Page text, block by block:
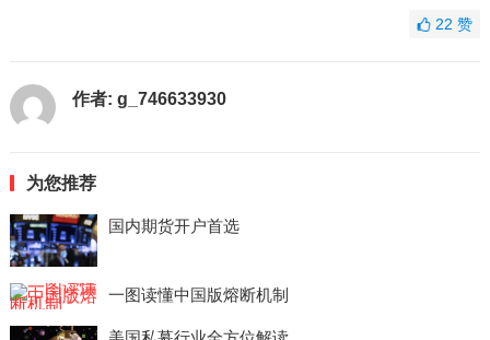
22赞
作者: g_746633930
为您推荐
国内期货开户首选
一图读懂中国版熔断机制